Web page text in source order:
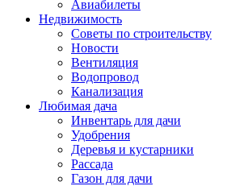
Авиабилеты
Недвижимость
Советы по строительству
Новости
Вентиляция
Водопровод
Канализация
Любимая дача
Инвентарь для дачи
Удобрения
Деревья и кустарники
Рассада
Газон для дачи